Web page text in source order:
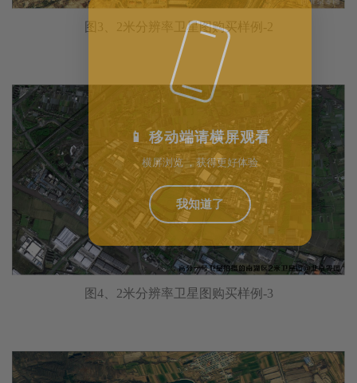
图3、2米分辨率卫星图购买样例-2
图4、2米分辨率卫星图购买样例-3